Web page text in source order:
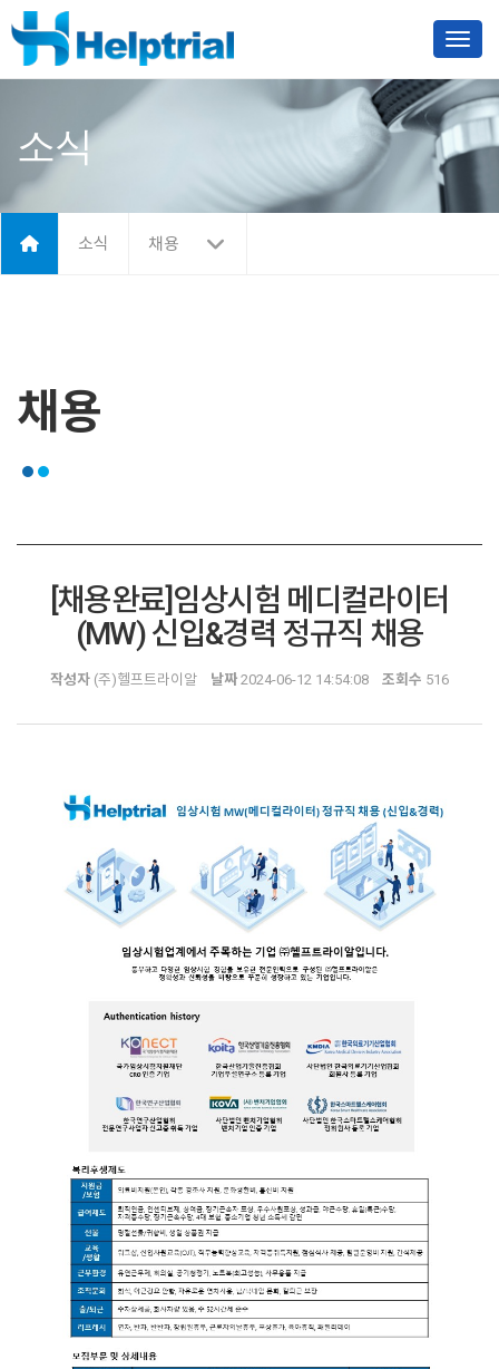
소식
소식 채용
채용
[채용완료]임상시험 메디컬라이터
(MW) 신입&경력 정규직 채용
작성자 (주)헬프트라이알 날짜 2024-06-12 14:54:08 조회수 516